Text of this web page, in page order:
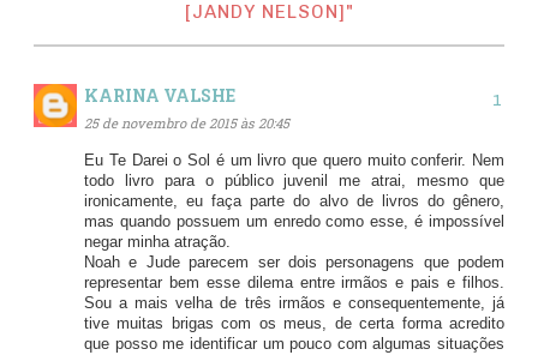
[JANDY NELSON]"
KARINA VALSHE
25 de novembro de 2015 às 20:45
Eu Te Darei o Sol é um livro que quero muito conferir. Nem
todo livro para o público juvenil me atrai, mesmo que
ironicamente, eu faça parte do alvo de livros do gênero,
mas quando possuem um enredo como esse, é impossível
negar minha atração.
Noah e Jude parecem ser dois personagens que podem
representar bem esse dilema entre irmãos e pais e filhos.
Sou a mais velha de três irmãos e consequentemente, já
tive muitas brigas com os meus, de certa forma acredito
que posso me identificar um pouco com algumas situações